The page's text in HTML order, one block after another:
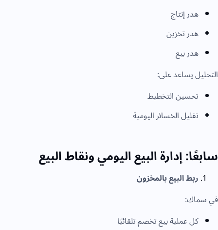
هدر إنتاج
هدر تخزين
هدر بيع
التحليل يساعد على:
تحسين التخطيط
تقليل الخسائر اليومية
سابعًا: إدارة البيع اليومي ونقاط البيع
ربط البيع بالمخزون
في سماك:
كل عملية بيع تخصم تلقائيًا